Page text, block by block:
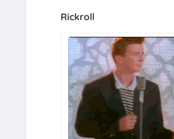
Rickroll